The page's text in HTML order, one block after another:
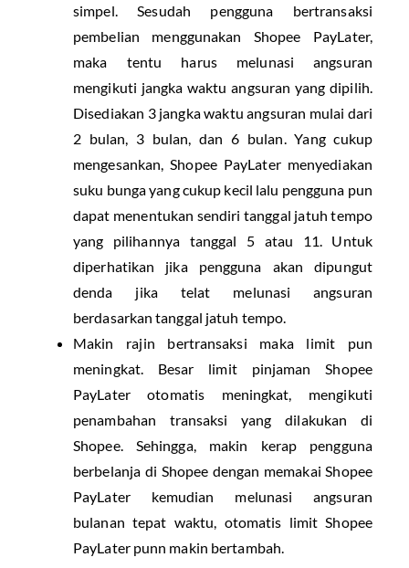
simpel. Sesudah pengguna bertransaksi
pembelian menggunakan Shopee PayLater,
maka tentu harus melunasi angsuran
mengikuti jangka waktu angsuran yang dipilih.
Disediakan 3 jangka waktu angsuran mulai dari
2 bulan, 3 bulan, dan 6 bulan. Yang cukup
mengesankan, Shopee PayLater menyediakan
suku bunga yang cukup kecil lalu pengguna pun
dapat menentukan sendiri tanggal jatuh tempo
yang pilihannya tanggal 5 atau 11. Untuk
diperhatikan jika pengguna akan dipungut
denda jika telat melunasi angsuran
berdasarkan tanggal jatuh tempo.
Makin rajin bertransaksi maka limit pun
meningkat. Besar limit pinjaman Shopee
PayLater otomatis meningkat, mengikuti
penambahan transaksi yang dilakukan di
Shopee. Sehingga, makin kerap pengguna
berbelanja di Shopee dengan memakai Shopee
PayLater kemudian melunasi angsuran
bulanan tepat waktu, otomatis limit Shopee
PayLater punn makin bertambah.